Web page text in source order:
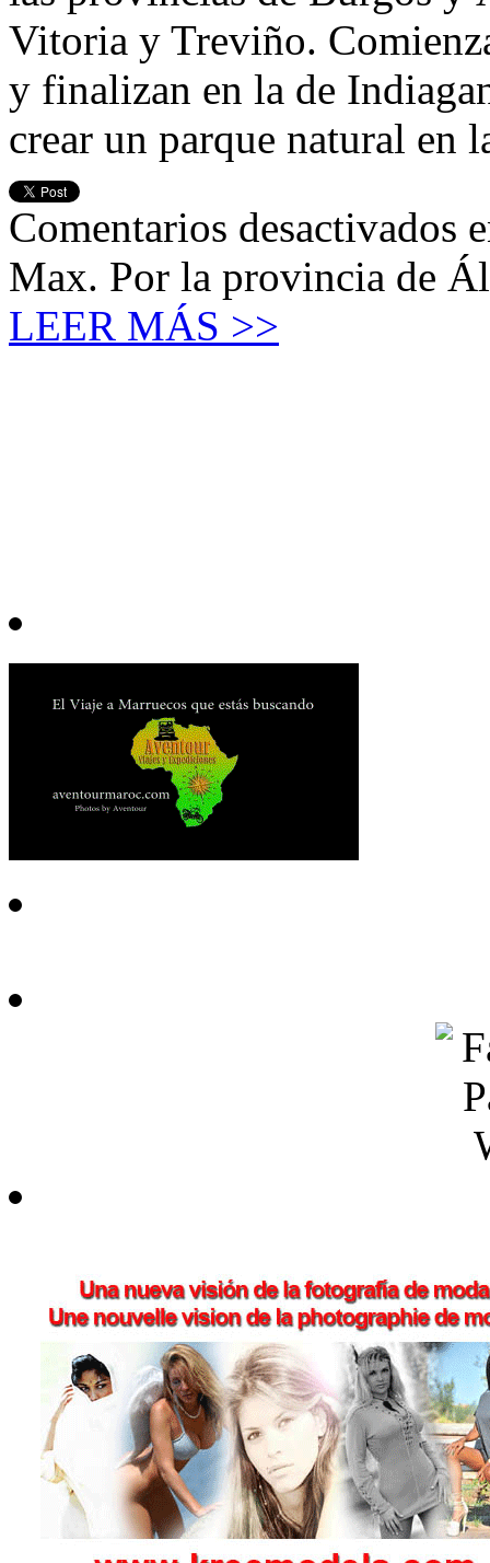
Vitoria y Treviño.
y finalizan en la de
crear un parque natural en
Comentarios desactivados
Max. Por la provincia de
LEER MÁS >>